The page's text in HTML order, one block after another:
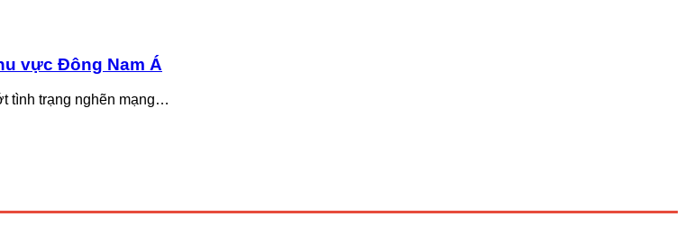
vực Đông Nam Á
tình trạng nghẽn mạng…